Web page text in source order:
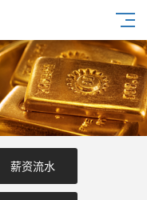
薪资流水